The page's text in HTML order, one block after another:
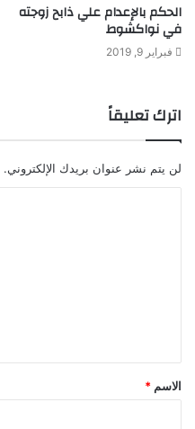
الحكم بالإعدام علي ذابح زوجته
في نواكشوط
فبراير 9, 2019
اترك تعليقاً
لن يتم نشر عنوان بريدك الإلكتروني.
ق
*
الاسم *